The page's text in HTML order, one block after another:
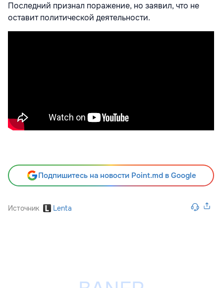
Последний признал поражение, но заявил, что не
оставит политической деятельности.
Подпишитесь на новости Point.md в Google
Источник Lenta